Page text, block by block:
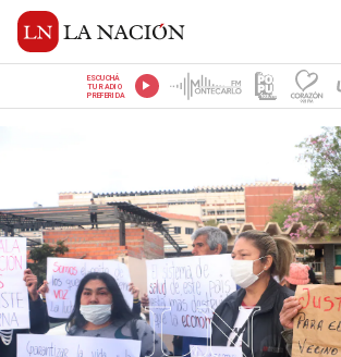
ESCUCHÁ
TU RADIO
PREFERIDA